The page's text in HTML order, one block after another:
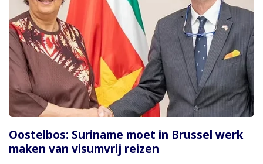
Oostelbos: Suriname moet in Brussel werk
maken van visumvrij reizen